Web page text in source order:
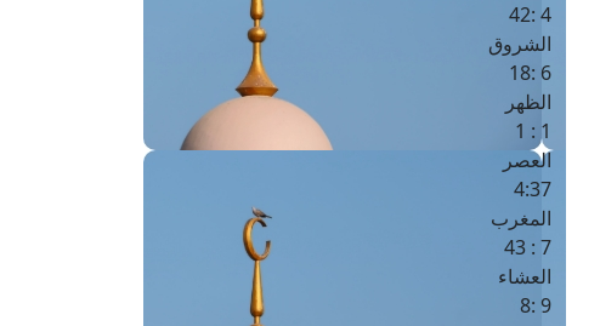
4 :42
الشروق
6 :18
الظهر
1 : 1
العصر
4:37
المغرب
7 : 43
العشاء
9 :8